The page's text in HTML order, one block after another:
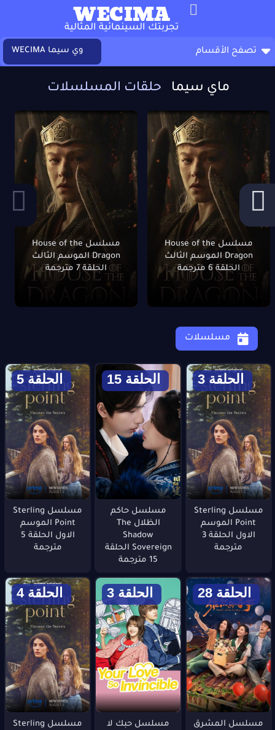
WECIMA
تجربتك السينمائية المثالية
تصفح الأقسام وي سيما WECIMA
ماي سيما حلقات المسلسلات
مسلسل House of the
Dragon الموسم الثالث
الحلقة 6 مترجمة
مسلسل House of the
Dragon الموسم الثالث
الحلقة 7 مترجمة
مسلسلات
الحلقة 3
مسلسل Sterling
Point الموسم
الاول الحلقة 3
مترجمة
الحلقة 15
مسلسل حاكم
الظلال The
Shadow
Sovereign الحلقة
15 مترجمة
الحلقة 5
مسلسل Sterling
Point الموسم
الاول الحلقة 5
مترجمة
الحلقة 28
مسلسل المشرق
الحلقة 3
مسلسل حبك لا
الحلقة 4
مسلسل Sterling